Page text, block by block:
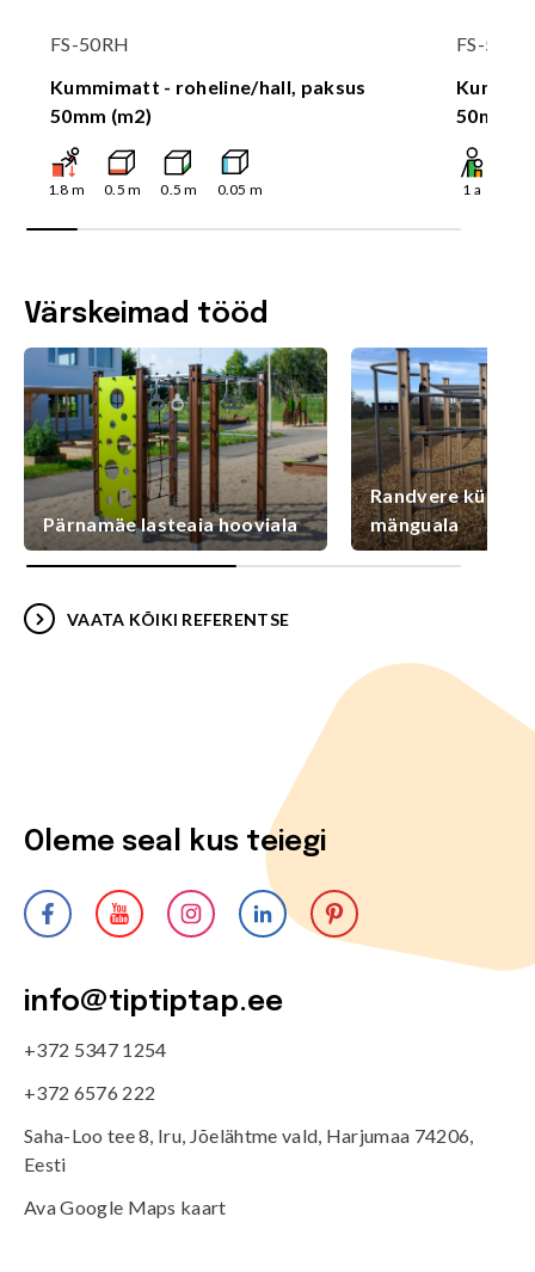
FS-50RH
Kummimatt - roheline/hall, paksus
50mm (m2)
1.8 m 0.5 m 0.5 m 0.05 m
FS-
50mm
1 a
Värskeimad tööd
Pärnamäe lasteaia hooviala
Randvere
mänguala
VAATA KÕIKI REFERENTSE
Oleme seal kus teiegi
info@tiptiptap.ee
+372 5347 1254
+372 6576 222
Saha-Loo tee 8, Iru, Jõelähtme vald, Harjumaa 74206,
Eesti
Ava Google Maps kaart